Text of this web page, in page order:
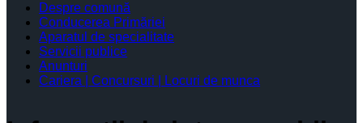
Despre comună
Conducerea Primăriei
Aparatul de specialitate
Servicii publice
Anunturi
Cariera | Concursuri | Locuri de munca